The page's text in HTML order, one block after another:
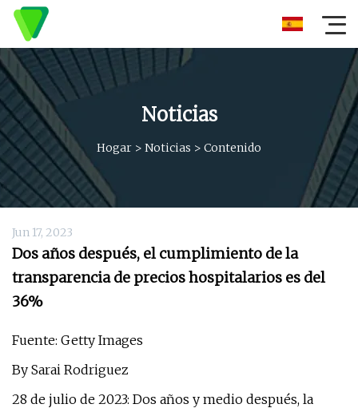
Noticias
Hogar > Noticias > Contenido
Jun 17, 2023
Dos años después, el cumplimiento de la
transparencia de precios hospitalarios es del
36%
Fuente: Getty Images
By Sarai Rodriguez
28 de julio de 2023: Dos años y medio después, la